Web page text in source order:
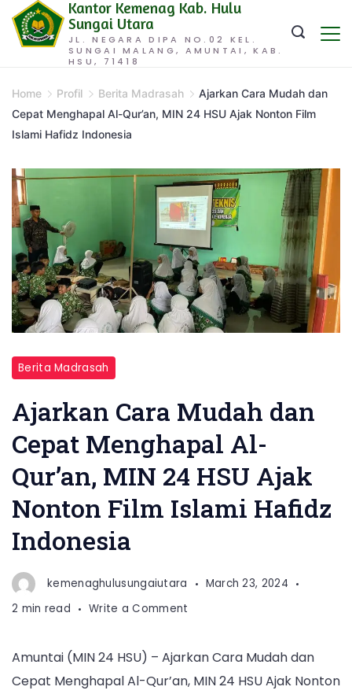
Skip
JL. NEGARA DIPA NO.02 KEL.
SUNGAI MALANG, AMUNTAI, KAB.
HSU, 71418
Kantor Kemenag Kab. Hulu
Sungai Utara
Home Profil Berita Madrasah
Ajarkan Cara Mudah dan
Cepat Menghapal Al-Qur’an, MIN 24 HSU Ajak Nonton Film
Islami Hafidz Indonesia
Berita Madrasah
Ajarkan Cara Mudah dan
Cepat Menghapal Al-
Qur’an, MIN 24 HSU Ajak
Nonton Film Islami Hafidz
Indonesia
kemenaghulusungaiutara
March 23, 2024
2 min read
Write a Comment
Mudah
dan
Amuntai (MIN 24 HSU) – Ajarkan Cara Mudah dan
Cepat Menghapal Al-Qur’an, MIN 24 HSU Ajak Nonton